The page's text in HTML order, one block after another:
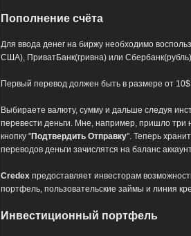
Пополнение счёта
Для ввода денег на биржу необходимо
США), ПриватБанк(гривна) или
Первый перевод должен быть в размере от
Выбираете валюту, сумму и дальше следуя
перевести деньги. Мне, например, пришло три
кнопку "Подтвердить Отправку". Теперь
переводов деньги зачислятся на баланс
Credex предоставляет инвесторам
портфель, пользовательские займы и линия
Инвестиционный портфель